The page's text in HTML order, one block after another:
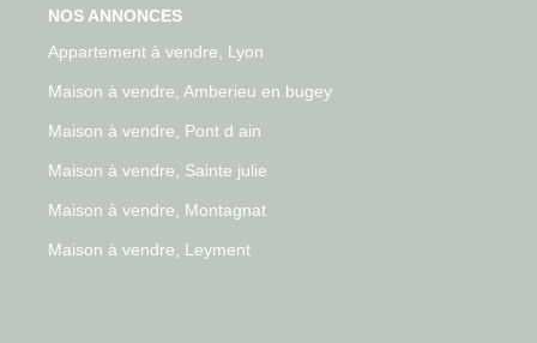
NOS ANNONCES
Appartement à vendre, Lyon
Maison à vendre, Amberieu en bugey
Maison à vendre, Pont d ain
Maison à vendre, Sainte julie
Maison à vendre, Montagnat
Maison à vendre, Leyment